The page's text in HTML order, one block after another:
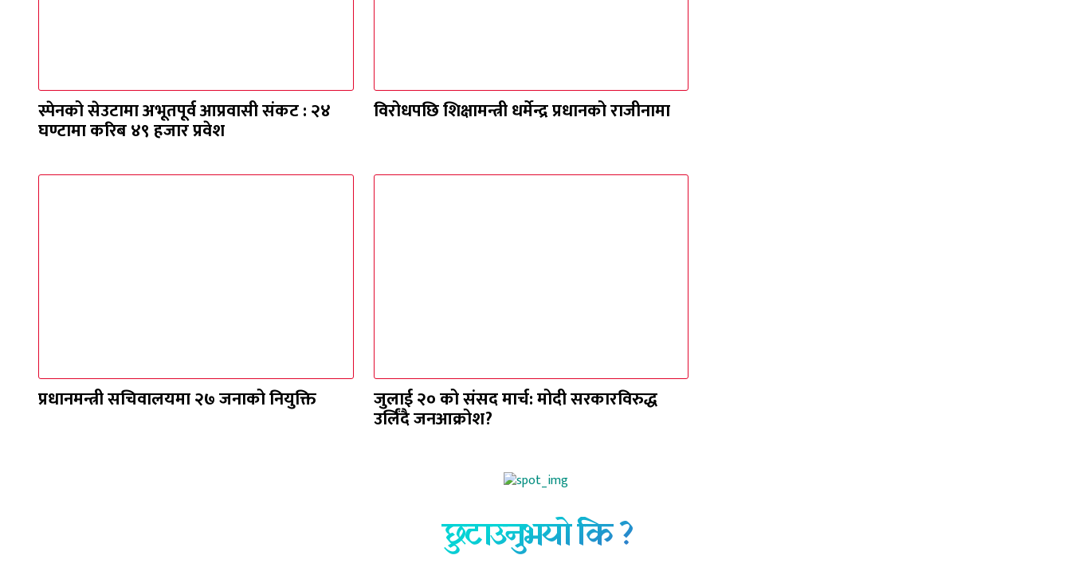
स्पेनको सेउटामा अभूतपूर्व आप्रवासी संकट : २४
घण्टामा करिब ४९ हजार प्रवेश
विरोधपछि शिक्षामन्त्री धर्मेन्द्र प्रधानको राजीनामा
प्रधानमन्त्री सचिवालयमा २७ जनाको नियुक्ति जुलाई २० को संसद मार्च: मोदी सरकारविरुद्ध
उर्लिंदै जनआक्रोश?
छुटाउनुभयो कि ?